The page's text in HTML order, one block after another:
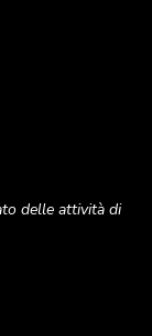
delle attività di